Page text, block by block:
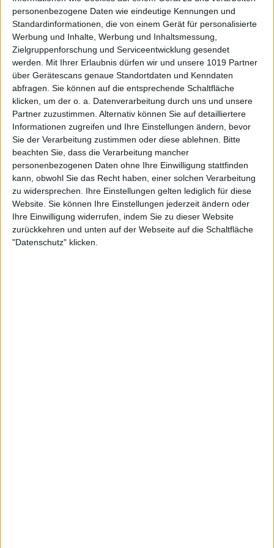
personenbezogene Daten wie eindeutige Kennungen und
Standardinformationen, die von einem Gerät für personalisierte
Werbung und Inhalte, Werbung und Inhaltsmessung,
Zielgruppenforschung und Serviceentwicklung gesendet
werden.
Mit Ihrer Erlaubnis dürfen wir und unsere 1019 Partner
über Gerätescans genaue Standortdaten und Kenndaten
abfragen. Sie können auf die entsprechende Schaltfläche
klicken, um der o. a. Datenverarbeitung durch uns und unsere
Partner zuzustimmen. Alternativ können Sie auf detailliertere
Informationen zugreifen und Ihre Einstellungen ändern, bevor
Sie der Verarbeitung zustimmen oder diese ablehnen.
Bitte
beachten Sie, dass die Verarbeitung mancher
personenbezogenen Daten ohne Ihre Einwilligung stattfinden
kann, obwohl Sie das Recht haben, einer solchen Verarbeitung
zu widersprechen. Ihre Einstellungen gelten lediglich für diese
Website. Sie können Ihre Einstellungen jederzeit ändern oder
Ihre Einwilligung widerrufen, indem Sie zu dieser Website
zurückkehren und unten auf der Webseite auf die Schaltfläche
"Datenschutz" klicken.